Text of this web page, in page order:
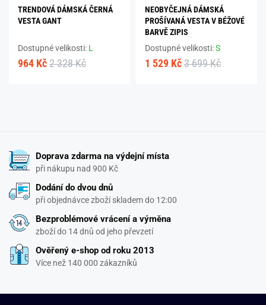
TRENDOVÁ DÁMSKÁ ČERNÁ
VESTA GANT
Dostupné velikosti: L
964 Kč 2 328 Kč
NEOBYČEJNÁ DÁMSKÁ
PROŠÍVANÁ VESTA V BÉŽOVÉ
BARVĚ ZIPIS
Dostupné velikosti:S
1 529 Kč 3 699 Kč
Doprava zdarma na výdejní místa
při nákupu nad 900 Kč
Dodání do dvou dnů
při objednávce zboží skladem do 12:00
Bezproblémové vrácení a výměna
zboží do 14 dnů od jeho převzetí
Ověřený e-shop od roku 2013
Více než 140 000 zákazníků